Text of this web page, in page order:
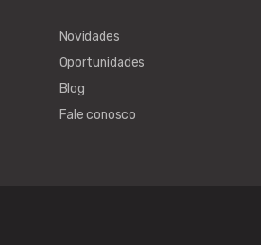
Novidades
Oportunidades
Blog
Fale conosco